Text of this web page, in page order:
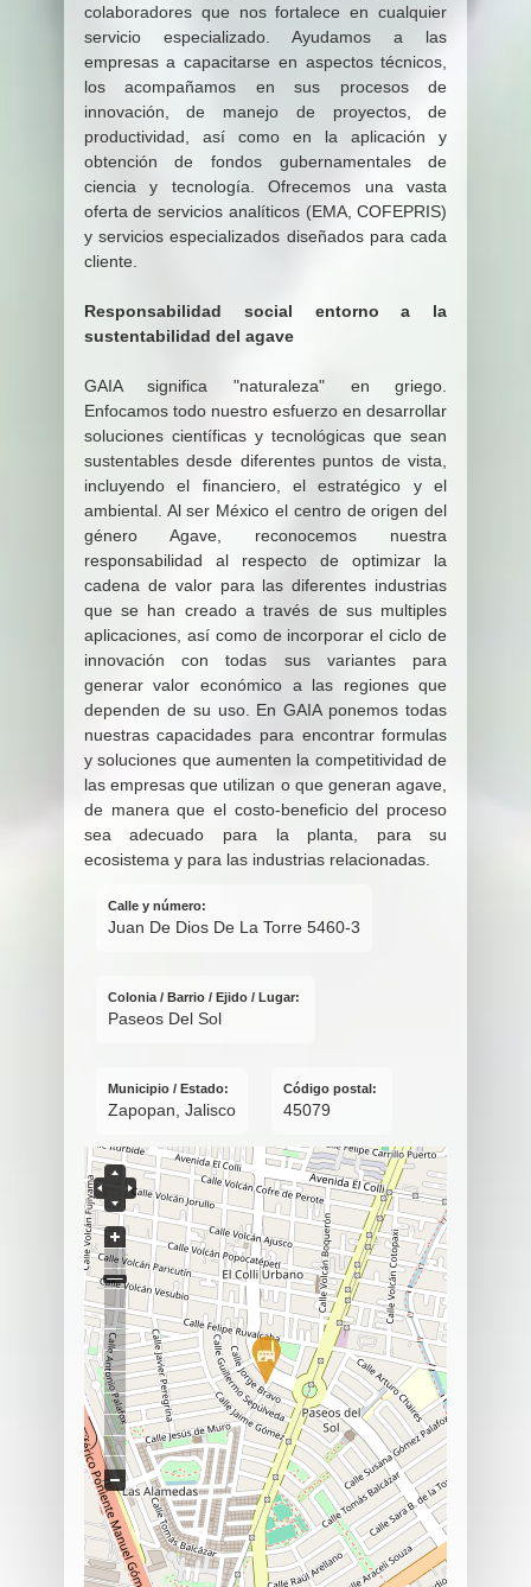
colaboradores que nos fortalece en cualquier
servicio especializado. Ayudamos a las
empresas a capacitarse en aspectos técnicos,
los acompañamos en sus procesos de
innovación, de manejo de proyectos, de
productividad, así como en la aplicación y
obtención de fondos gubernamentales de
ciencia y tecnología. Ofrecemos una vasta
oferta de servicios analíticos (EMA, COFEPRIS)
y servicios especializados diseñados para cada
cliente.
Responsabilidad social entorno a la
sustentabilidad del agave
GAIA significa "naturaleza" en griego.
Enfocamos todo nuestro esfuerzo en desarrollar
soluciones científicas y tecnológicas que sean
sustentables desde diferentes puntos de vista,
incluyendo el financiero, el estratégico y el
ambiental. Al ser México el centro de origen del
género Agave, reconocemos nuestra
responsabilidad al respecto de optimizar la
cadena de valor para las diferentes industrias
que se han creado a través de sus multiples
aplicaciones, así como de incorporar el ciclo de
innovación con todas sus variantes para
generar valor económico a las regiones que
dependen de su uso. En GAIA ponemos todas
nuestras capacidades para encontrar formulas
y soluciones que aumenten la competitividad de
las empresas que utilizan o que generan agave,
de manera que el costo-beneficio del proceso
sea adecuado para la planta, para su
ecosistema y para las industrias relacionadas.
Calle y número:
Juan De Dios De La Torre 5460-3
Colonia / Barrio / Ejido / Lugar:
Paseos Del Sol
Municipio / Estado:
Zapopan, Jalisco
Código postal:
45079